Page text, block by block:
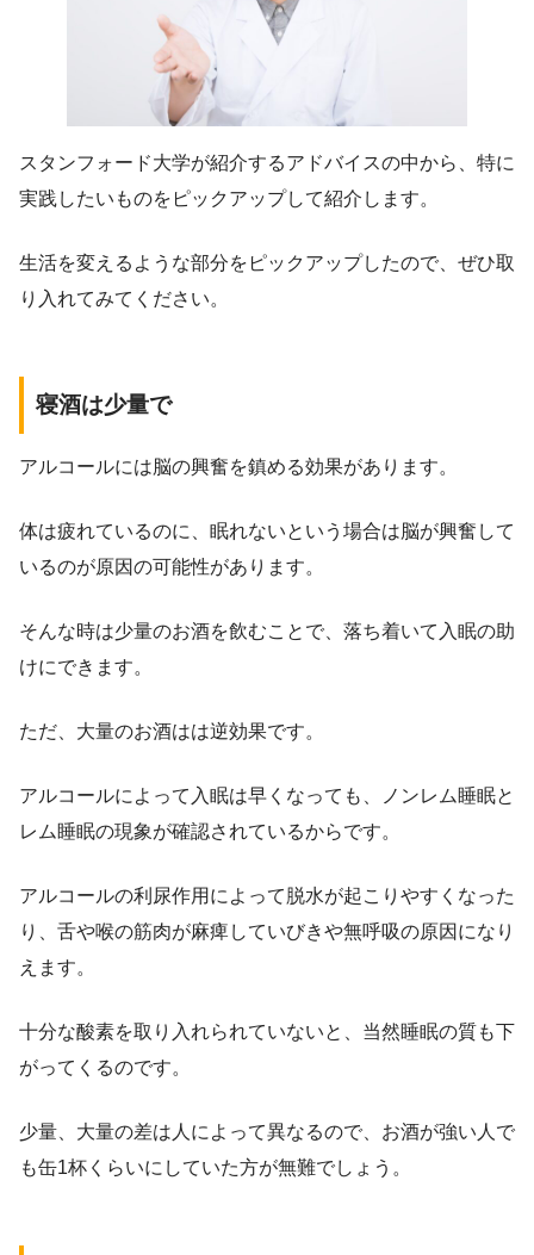
スタンフォード大学が紹介するアドバイスの中から、特に
実践したいものをピックアップして紹介します。
生活を変えるような部分をピックアップしたので、ぜひ取
り入れてみてください。
寝酒は少量で
アルコールには脳の興奮を鎮める効果があります。
体は疲れているのに、眠れないという場合は脳が興奮して
いるのが原因の可能性があります。
そんな時は少量のお酒を飲むことで、落ち着いて入眠の助
けにできます。
ただ、大量のお酒はは逆効果です。
アルコールによって入眠は早くなっても、ノンレム睡眠と
レム睡眠の現象が確認されているからです。
アルコールの利尿作用によって脱水が起こりやすくなった
り、舌や喉の筋肉が麻痺していびきや無呼吸の原因になり
えます。
十分な酸素を取り入れられていないと、当然睡眠の質も下
がってくるのです。
少量、大量の差は人によって異なるので、お酒が強い人で
も缶1杯くらいにしていた方が無難でしょう。